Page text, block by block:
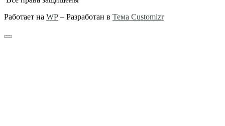
Работает на WP – Разработан в Тема Customizr